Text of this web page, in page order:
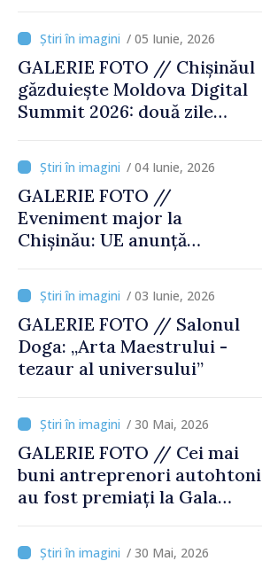
/ 05 Iunie, 2026
GALERIE FOTO // Chișinăul
găzduiește Moldova Digital
Summit 2026: două zile
transformării digitale
/ 04 Iunie, 2026
GALERIE FOTO //
Eveniment major la
Chișinău: UE anunță
în Republica Moldova
/ 03 Iunie, 2026
GALERIE FOTO // Salonul
Doga: „Arta Maestrului -
tezaur al universului”
/ 30 Mai, 2026
GALERIE FOTO // Cei mai
buni antreprenori autohtoni
au fost premiați la Gala
/ 30 Mai, 2026